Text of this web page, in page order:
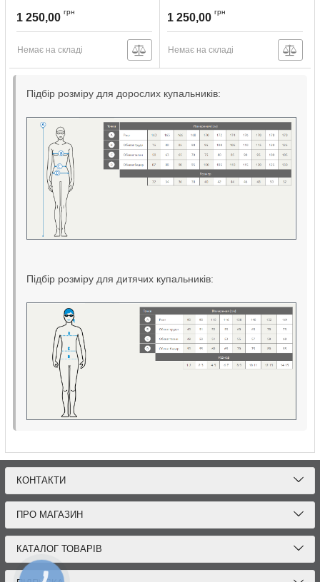
Артикул: 2A484-54-38
1 250,00 грн
Немає на складі
1 250,00 грн
Немає на складі
Підбір розміру для дорослих купальників:
Підбір розміру для дитячих купальників:
КОНТАКТИ
ПРО МАГАЗИН
КАТАЛОГ ТОВАРІВ
КНОПКА